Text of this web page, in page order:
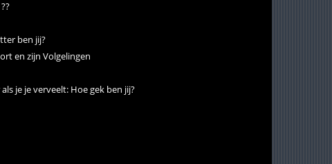
ben jij?
en zijn Volgelingen
je je verveelt: Hoe gek ben jij?